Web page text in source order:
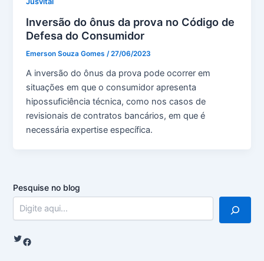
Inversão do ônus da prova no Código de
Defesa do Consumidor
Emerson Souza Gomes /27/06/2023
A inversão do ônus da prova pode ocorrer em
situações em que o consumidor apresenta
hipossuficiência técnica, como nos casos de
revisionais de contratos bancários, em que é
necessária expertise específica.
Pesquise no blog
Twitter Facebook